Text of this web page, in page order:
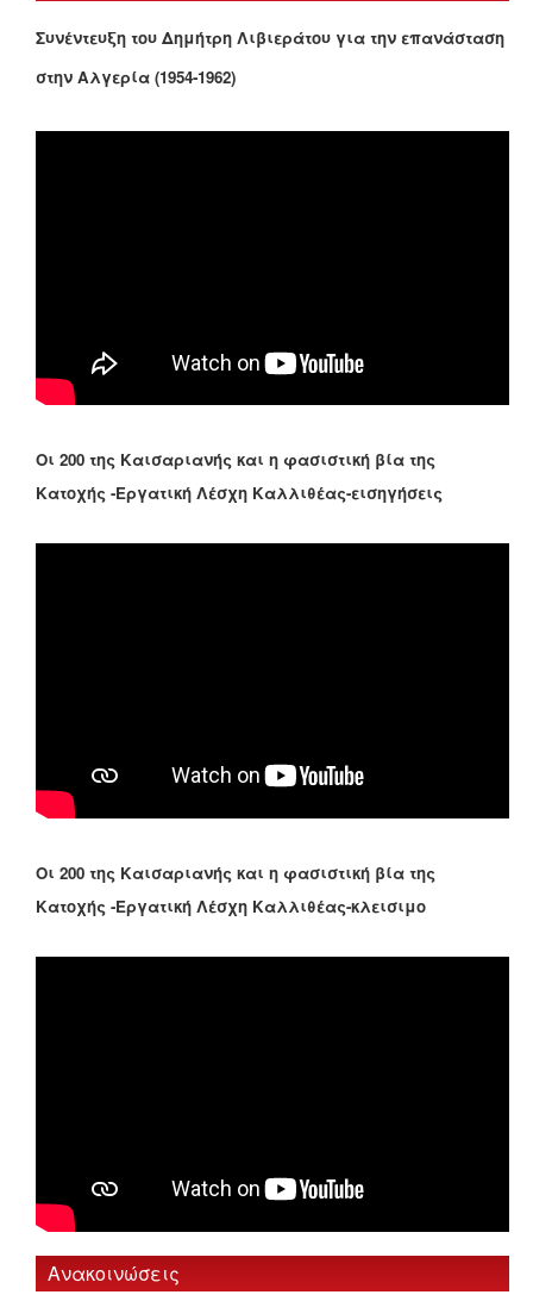
Συνέντευξη του Δημήτρη Λιβιεράτου για την επανάσταση
στην Αλγερία (1954-1962)
Οι 200 της Καισαριανής και η φασιστική βία της
Κατοχής -Εργατική Λέσχη Καλλιθέας-εισηγήσεις
Οι 200 της Καισαριανής και η φασιστική βία της
Κατοχής -Εργατική Λέσχη Καλλιθέας-κλεισιμο
Ανακοινώσεις